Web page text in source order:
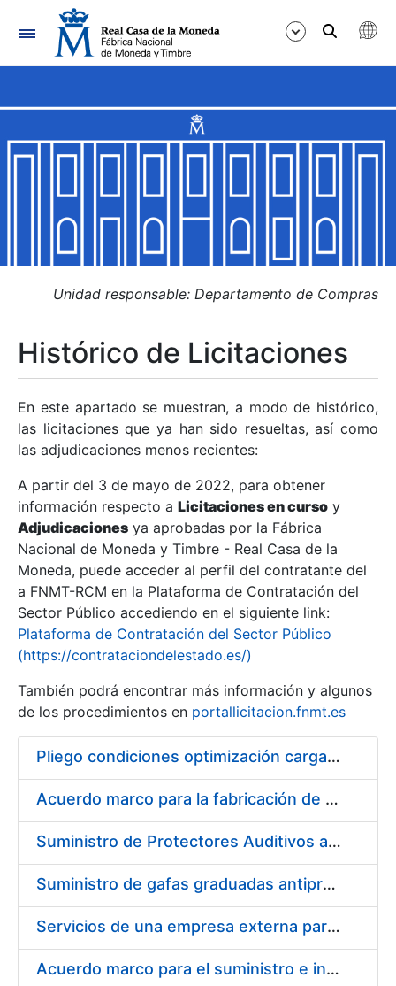
Navegación
Mostrar/Ocultar
Mostrar/Ocultar
Mostrar/Ocultar
Mostrar/Ocultar
Mostrar/Ocultar
Mostrar/Ocultar
Unidad responsable: Departamento de Compras
Histórico de Licitaciones
En este apartado se muestran, a modo de histórico,
las licitaciones que ya han sido resueltas, así como
las adjudicaciones menos recientes:
A partir del 3 de mayo de 2022, para obtener
información respecto a Licitaciones en curso y
Adjudicaciones ya aprobadas por la Fábrica
Nacional de Moneda y Timbre - Real Casa de la
Moneda, puede acceder al perfil del contratante del
a FNMT-RCM en la Plataforma de Contratación del
Sector Público accediendo en el siguiente link:
Plataforma de Contratación del Sector Público
(https://contrataciondelestado.es/)
También podrá encontrar más información y algunos
de los procedimientos en portallicitacion.fnmt.es
Pliego condiciones optimización cargas compras firmado
Acuerdo marco para la fabricación de piezas
Suministro de Protectores Auditivos a medida para las personas trabajadoras de los Centros de Trabajo de Madrid y Burgos
Suministro de gafas graduadas antiproyecciones para los trabajadores de la FNMT-RCM en los centros de trabajo de Madrid y Burgos
Servicios de una empresa externa para el asesoramiento y resolución de los recursos de alzada que se presentan relacionados con procesos de selección para la FNMT-RCM
Acuerdo marco para el suministro e instalación de persianas, estores y otros complementos